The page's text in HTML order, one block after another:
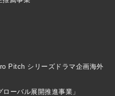
Pitch シリーズドラマ企画海外
ーバル展開推進事業」